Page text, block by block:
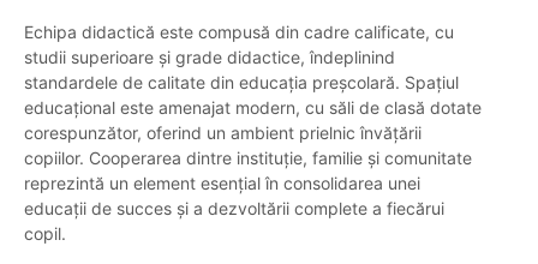
Echipa didactică este compusă din cadre calificate, cu
studii superioare și grade didactice, îndeplinind
standardele de calitate din educația preșcolară. Spațiul
educațional este amenajat modern, cu săli de clasă dotate
corespunzător, oferind un ambient prielnic învățării
copiilor. Cooperarea dintre instituție, familie și comunitate
reprezintă un element esențial în consolidarea unei
educații de succes și a dezvoltării complete a fiecărui
copil.